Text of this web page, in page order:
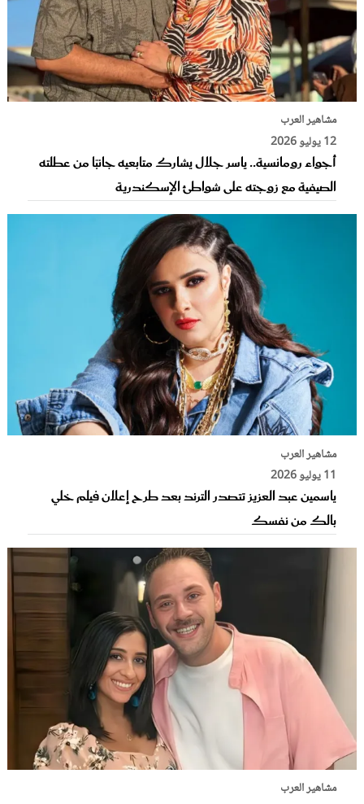
مشاهير العرب
12 يوليو 2026
أجواء رومانسية.. ياسر جلال يشارك متابعيه جانبًا من عطلته
الصيفية مع زوجته على شواطئ الإسكندرية
مشاهير العرب
11 يوليو 2026
ياسمين عبد العزيز تتصدر الترند بعد طرح إعلان فيلم خلي
بالك من نفسك
مشاهير العرب